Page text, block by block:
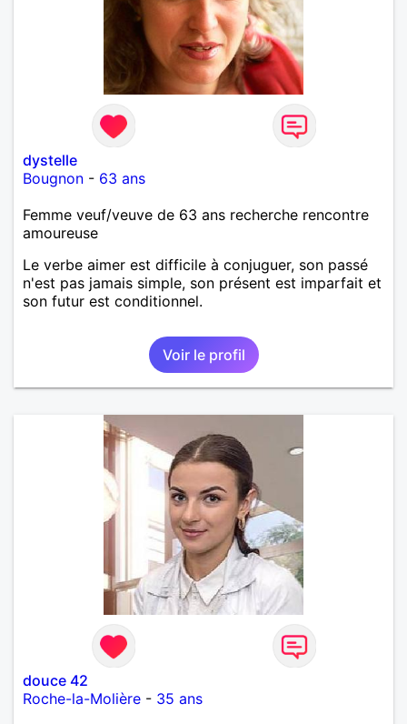
dystelle
Bougnon - 63 ans
Femme veuf/veuve de 63 ans recherche rencontre
amoureuse
Le verbe aimer est difficile à conjuguer, son passé
n'est pas jamais simple, son présent est imparfait et
son futur est conditionnel.
Voir le profil
douce 42
Roche-la-Molière - 35 ans